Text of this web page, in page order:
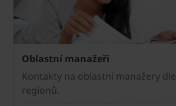
Oblastní manažeři
Kontakty na oblastní manažery dle
regionů.